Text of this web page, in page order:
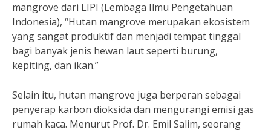
mangrove dari LIPI (Lembaga Ilmu Pengetahuan
Indonesia), “Hutan mangrove merupakan ekosistem
yang sangat produktif dan menjadi tempat tinggal
bagi banyak jenis hewan laut seperti burung,
kepiting, dan ikan.”
Selain itu, hutan mangrove juga berperan sebagai
penyerap karbon dioksida dan mengurangi emisi gas
rumah kaca. Menurut Prof. Dr. Emil Salim, seorang